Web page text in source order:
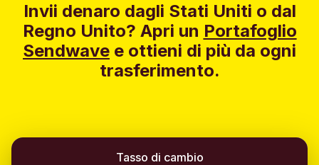
Invii denaro dagli Stati Uniti o dal
Regno Unito? Apri un Portafoglio
Sendwave e ottieni di più da ogni
trasferimento.
Tasso di cambio